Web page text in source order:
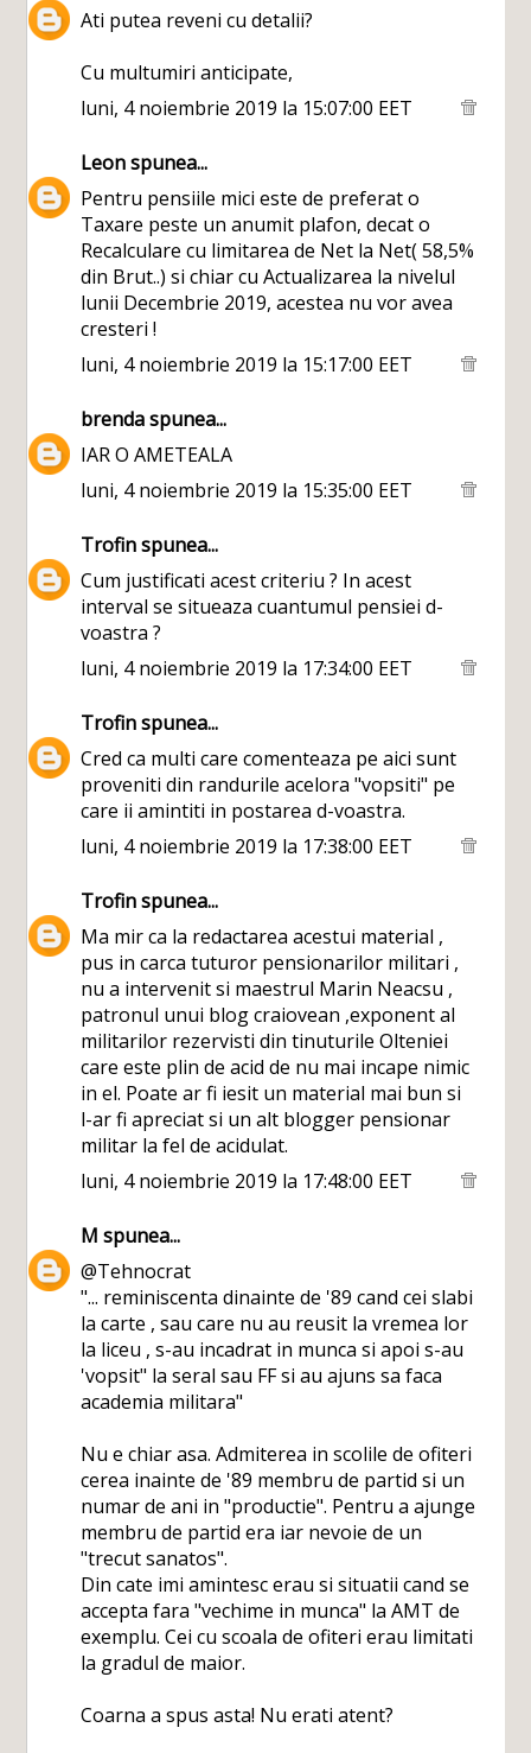
Ati putea reveni cu detalii?
Cu multumiri anticipate,
luni, 4 noiembrie 2019 la 15:07:00 EET
Leonspunea...
Pentru pensiile mici este de preferat o
Taxare peste un anumit plafon, decat o
Recalculare cu limitarea de Net la Net( 58,5%
din Brut..) si chiar cu Actualizarea la nivelul
lunii Decembrie 2019, acestea nu vor avea
cresteri !
luni, 4 noiembrie 2019 la 15:17:00 EET
brendaspunea...
IAR O AMETEALA
luni, 4 noiembrie 2019 la 15:35:00 EET
Trofinspunea...
Cum justificati acest criteriu ? In acest
interval se situeaza cuantumul pensiei d-
voastra ?
luni, 4 noiembrie 2019 la 17:34:00 EET
Trofinspunea...
Cred ca multi care comenteaza pe aici sunt
proveniti din randurile acelora "vopsiti" pe
care ii amintiti in postarea d-voastra.
luni, 4 noiembrie 2019 la 17:38:00 EET
Trofinspunea...
Ma mir ca la redactarea acestui material ,
pus in carca tuturor pensionarilor militari ,
nu a intervenit si maestrul Marin Neacsu ,
patronul unui blog craiovean ,exponent al
militarilor rezervisti din tinuturile Olteniei
care este plin de acid de nu mai incape nimic
in el. Poate ar fi iesit un material mai bun si
l-ar fi apreciat si un alt blogger pensionar
militar la fel de acidulat.
luni, 4 noiembrie 2019 la 17:48:00 EET
M spunea...
@Tehnocrat
"... reminiscenta dinainte de '89 cand cei slabi
la carte , sau care nu au reusit la vremea lor
la liceu , s-au incadrat in munca si apoi s-au
'vopsit" la seral sau FF si au ajuns sa faca
academia militara"
Nu e chiar asa. Admiterea in scolile de ofiteri
cerea inainte de '89 membru de partid si un
numar de ani in "productie". Pentru a ajunge
membru de partid era iar nevoie de un
"trecut sanatos".
Din cate imi amintesc erau si situatii cand se
accepta fara "vechime in munca" la AMT de
exemplu. Cei cu scoala de ofiteri erau limitati
la gradul de maior.
Coarna a spus asta! Nu erati atent?